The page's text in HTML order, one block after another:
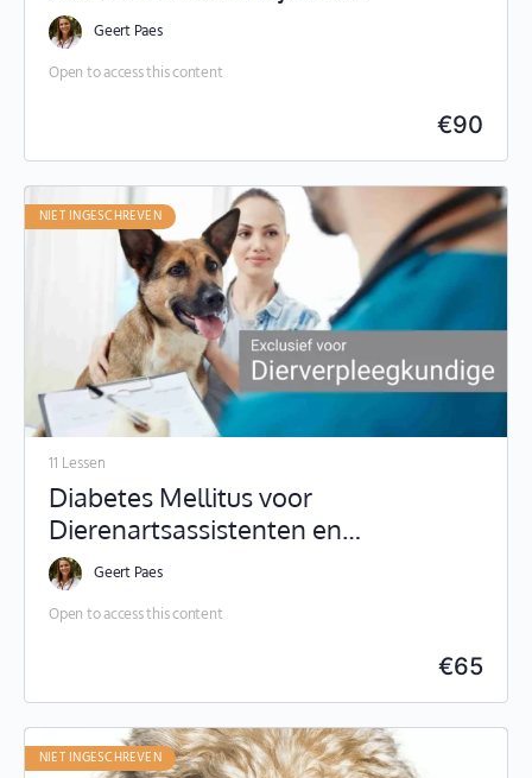
Geert Paes
Open to access this content
€90
NIET INGESCHREVEN
11 Lessen
Diabetes Mellitus voor
Dierenartsassistenten en
Paraveterinairen
Geert Paes
Open to access this content
€65
NIET INGESCHREVEN